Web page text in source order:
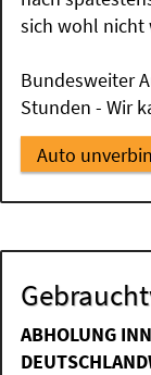
sich wohl nicht
Bundesweiter
Stunden - Wir
Auto
ABHOLUNG